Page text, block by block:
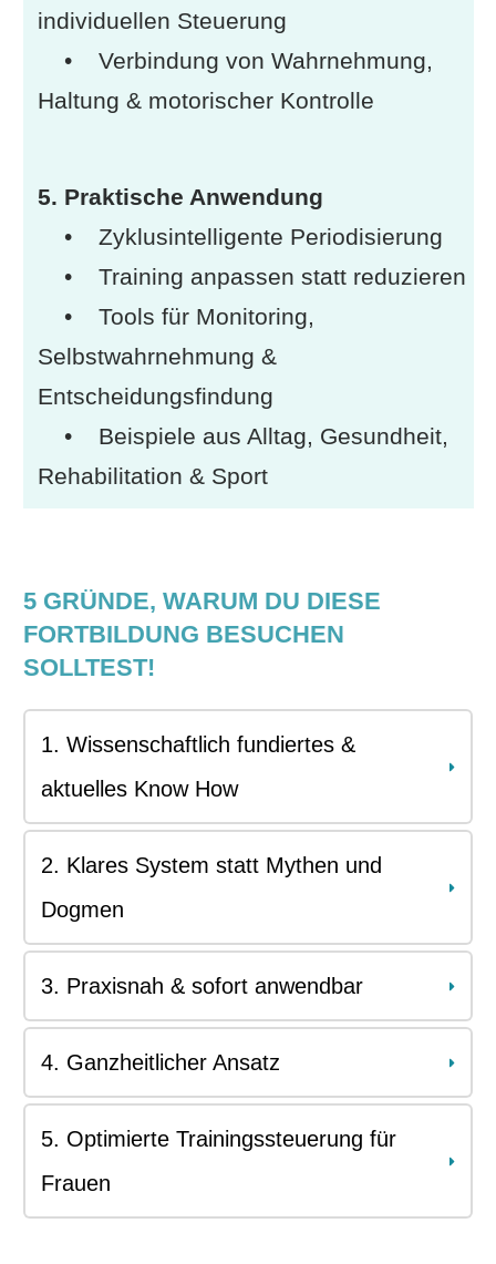
individuellen Steuerung
• Verbindung von Wahrnehmung,
Haltung & motorischer Kontrolle
5. Praktische Anwendung
• Zyklusintelligente Periodisierung
• Training anpassen statt reduzieren
• Tools für Monitoring,
Selbstwahrnehmung &
Entscheidungsfindung
• Beispiele aus Alltag, Gesundheit,
Rehabilitation & Sport
5 GRÜNDE, WARUM DU DIESE
FORTBILDUNG BESUCHEN
SOLLTEST!
1. Wissenschaftlich fundiertes &
aktuelles Know How
2. Klares System statt Mythen und
Dogmen
3. Praxisnah & sofort anwendbar
4. Ganzheitlicher Ansatz
5. Optimierte Trainingssteuerung für
Frauen